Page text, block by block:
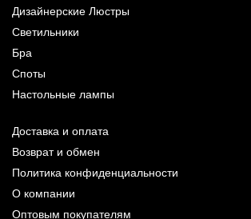
Дизайнерские Люстры
Светильники
Бра
Споты
Настольные лампы
Доставка и оплата
Возврат и обмен
Политика конфиденциальности
О компании
Оптовым покупателям